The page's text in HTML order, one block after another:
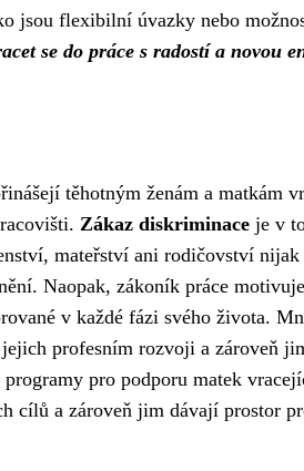
jsou flexibilní úvazky nebo
se do práce s radostí a novou
těhotným ženám a matkám
Zákaz diskriminace je v
mateřství ani rodičovství
Naopak, zákoník práce
v každé fázi svého života.
profesním rozvoji a zároveň
pro podporu matek
cílů a zároveň jim dávají prostor